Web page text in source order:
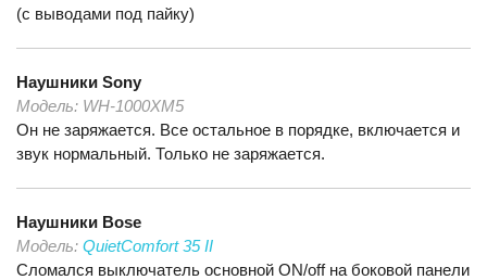
(с выводами под пайку)
Наушники Sony
Модель: WH-1000XM5
Он не заряжается. Все остальное в порядке, включается и
звук нормальный. Только не заряжается.
Наушники Bose
Модель: QuietComfort 35 II
Сломался выключатель основной ON/off на боковой панели